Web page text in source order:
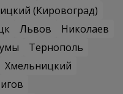
(Кировоград)
Львов
Николаев
Тернополь
Хмельницкий